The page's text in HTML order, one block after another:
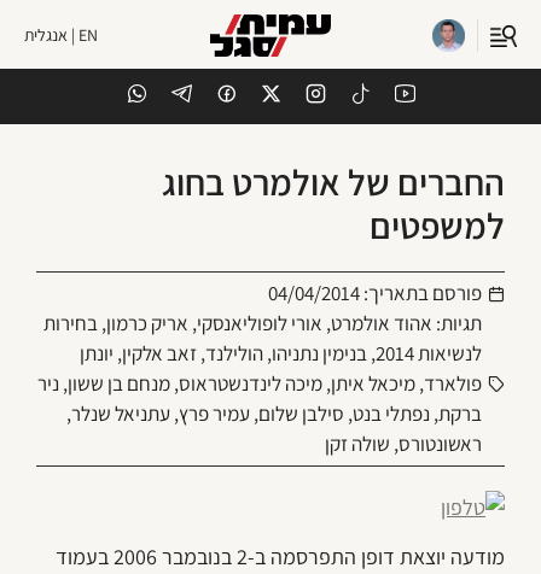
EN | אנגלית
החברים של אולמרט בחוג
למשפטים
פורסם בתאריך:04/04/2014
תגיות: אהוד אולמרט, אורי לופוליאנסקי, אריק כרמון,בחירות
לנשיאות 2014
,בנימין נתניהו,הולילנד,זאב אלקין, יונתן
פולארד,מיכאל איתן,מיכה לינדנשטראוס,מנחם בן ששון, ניר
ברקת, נפתלי בנט, סילבן שלום,עמיר פרץ,עתניאל שנלר,
ראשונטורס, שולה זקן
מודעה יוצאת דופן התפרסמה ב-2 בנובמבר 2006 בעמוד